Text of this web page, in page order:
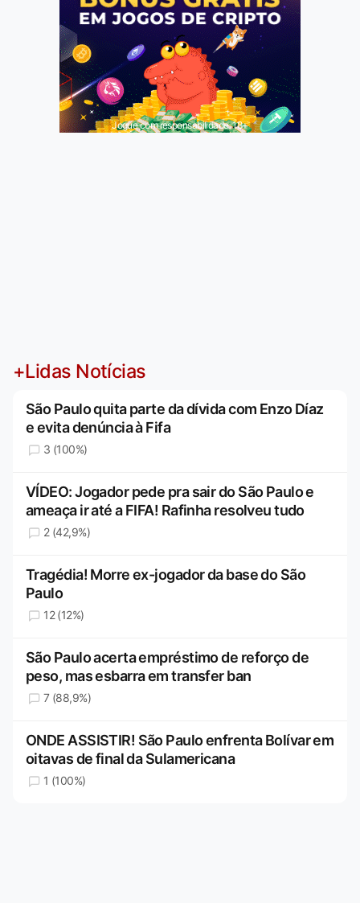
Jogue com responsabilidade. 18+
+Lidas Notícias
São Paulo quita parte da dívida com Enzo Díaz
e evita denúncia à Fifa
3 (100%)
VÍDEO: Jogador pede pra sair do São Paulo e
ameaça ir até a FIFA! Rafinha resolveu tudo
2 (42,9%)
Tragédia! Morre ex-jogador da base do São
Paulo
12 (12%)
São Paulo acerta empréstimo de reforço de
peso, mas esbarra em transfer ban
7 (88,9%)
ONDE ASSISTIR! São Paulo enfrenta Bolívar em
oitavas de final da Sulamericana
1 (100%)